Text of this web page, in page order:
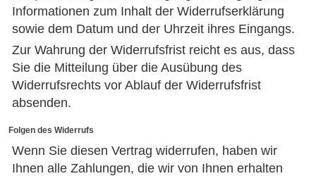
Informationen zum Inhalt der Widerrufserklärung
sowie dem Datum und der Uhrzeit ihres Eingangs.
Zur Wahrung der Widerrufsfrist reicht es aus, dass
Sie die Mitteilung über die Ausübung des
Widerrufsrechts vor Ablauf der Widerrufsfrist
absenden.
Folgen des Widerrufs
Wenn Sie diesen Vertrag widerrufen, haben wir
Ihnen alle Zahlungen, die wir von Ihnen erhalten